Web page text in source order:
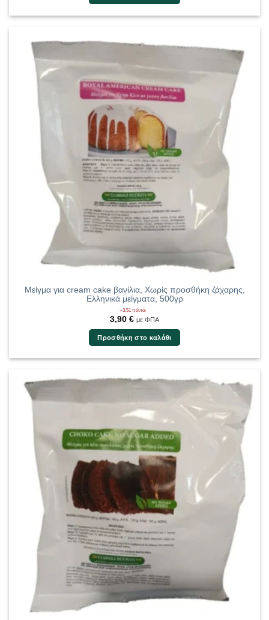
Μείγμα για cream cake βανίλια, Χωρίς προσθήκη ζάχαρης,
Ελληνικά μείγματα, 500γρ
+3,51 πόντοι
3,90 € με ΦΠΑ
Προσθήκη στο καλάθι